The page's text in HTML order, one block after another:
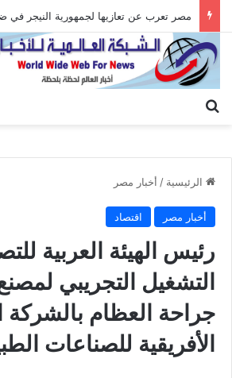
الرئيسية / أخبار مصر
أخبار مصر اقتصاد
رئيس الهيئة العربية
التشغيل التجريبي
جراحة العظام بالشركة
الأفريقية للصناعات